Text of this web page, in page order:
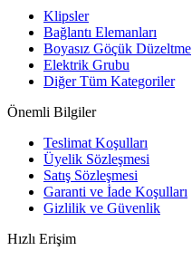
Klipsler
Bağlantı Elemanları
Boyasız Göçük Düzeltme
Elektrik Grubu
Diğer Tüm Kategoriler
Önemli Bilgiler
Teslimat Koşulları
Üyelik Sözleşmesi
Satış Sözleşmesi
Garanti ve İade Koşulları
Gizlilik ve Güvenlik
Hızlı Erişim